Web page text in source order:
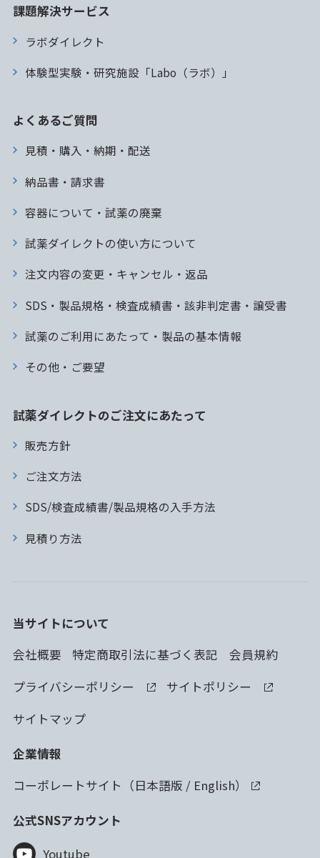
課題解決サービス
ラボダイレクト
体験型実験・研究施設「Labo（ラボ）」
よくあるご質問
見積・購入・納期・配送
納品書・請求書
容器について・試薬の廃棄
試薬ダイレクトの使い方について
注文内容の変更・キャンセル・返品
SDS・製品規格・検査成績書・該非判定書・譲受書
試薬のご利用にあたって・製品の基本情報
その他・ご要望
試薬ダイレクトのご注文にあたって
販売方針
ご注文方法
SDS/検査成績書/製品規格の入手方法
見積り方法
当サイトについて
会社概要
特定商取引法に基づく表記
会員規約
プライバシーポリシー
サイトポリシー
サイトマップ
企業情報
コーポレートサイト（日本語版 / English）
公式SNSアカウント
Youtube